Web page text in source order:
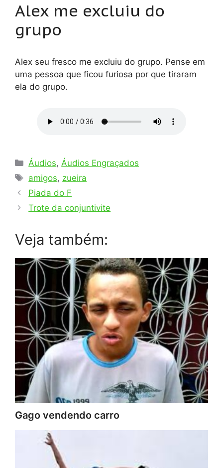
Alex me excluiu do
grupo
Alex seu fresco me excluiu do grupo. Pense em
uma pessoa que ficou furiosa por que tiraram
ela do grupo.
Categorias
Áudios,Áudios Engraçados
Tags
amigos, zueira
Piada do F
Trote da conjuntivite
Veja também:
Gago vendendo carro